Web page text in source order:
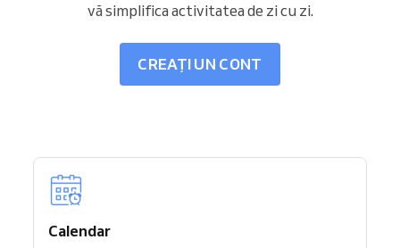
vă simplifica activitatea de zi cu zi.
CREAȚI UN CONT
Calendar